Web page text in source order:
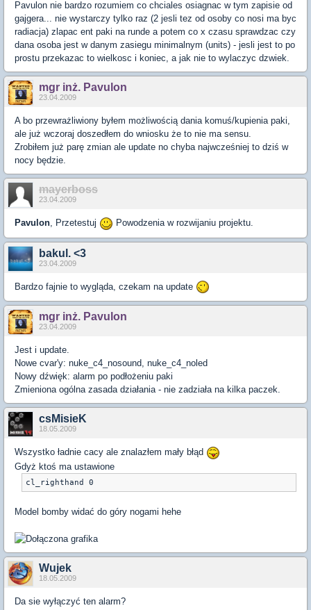
Pavulon nie bardzo rozumiem co chciales osiagnac w tym zapisie od
gajgera... nie wystarczy tylko raz (2 jesli tez od osoby co nosi ma byc
radiacja) zlapac ent paki na runde a potem co x czasu sprawdzac czy
dana osoba jest w danym zasiegu minimalnym (units) - jesli jest to po
prostu przekazac to wielkosc i koniec, a jak nie to wylaczyc dzwiek.
mgr inż. Pavulon
23.04.2009
A bo przewrażliwiony byłem możliwością dania komuś/kupienia paki,
ale już wczoraj doszedłem do wniosku że to nie ma sensu.
Zrobiłem już parę zmian ale update no chyba najwcześniej to dziś w
nocy będzie.
mayerboss
23.04.2009
Pavulon, Przetestuj Powodzenia w rozwijaniu projektu.
bakul. <3
23.04.2009
Bardzo fajnie to wygląda, czekam na update
mgr inż. Pavulon
23.04.2009
Jest i update.
Nowe cvar'y: nuke_c4_nosound, nuke_c4_noled
Nowy dźwięk: alarm po podłożeniu paki
Zmieniona ogólna zasada działania - nie zadziała na kilka paczek.
csMisieK
18.05.2009
Wszystko ładnie cacy ale znalazłem mały błąd
Gdyż ktoś ma ustawione
cl_righthand 0
Model bomby widać do góry nogami hehe
Wujek
18.05.2009
Da sie wyłączyć ten alarm?